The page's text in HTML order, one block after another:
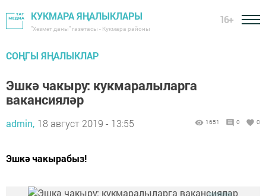
КУКМАРА ЯҢАЛЫКЛАРЫ
"Хезмәт даны" газетасы - Кукмара районы
16+
СОҢГЫ ЯҢАЛЫКЛАР
Эшкә чакыру: кукмаралыларга
вакансияләр
admin, 18 август 2019 - 13:55 1651 0 0
Эшкә чакырабыз!